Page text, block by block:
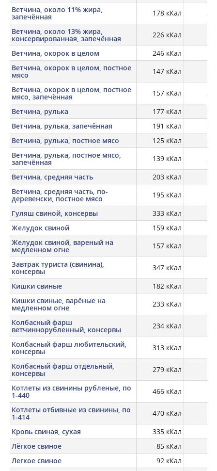
Ветчина, около 11% жира,
запечённая 178 кКал
Ветчина, около 13% жира,
консервированная, запечённая 226 кКал
Ветчина, окорок в целом
246 кКал
Ветчина, окорок в целом, постное
мясо 147 кКал
Ветчина, окорок в целом, постное
мясо, запечённая 157 кКал
Ветчина, рулька
177 кКал
Ветчина, рулька, запечённая
191 кКал
Ветчина, рулька, постное мясо
125 кКал
Ветчина, рулька, постное мясо,
запечённая 139 кКал
Ветчина, средняя часть
203 кКал
Ветчина, средняя часть, по-
деревенски, постное мясо 195 кКал
Гуляш свиной, консервы
333 кКал
Желудок свиной
159 кКал
Желудок свиной, вареный на
медленном огне 157 кКал
Завтрак туриста (свинина),
консервы 347 кКал
Кишки свиные
182 кКал
Кишки свиные, варёные на
медленном огне 233 кКал
Колбасный фарш
ветчиннорубленный, консервы 234 кКал
Колбасный фарш любительский,
консервы 313 кКал
Колбасный фарш отдельный,
консервы 279 кКал
Котлеты из свинины рубленые, по
1-440 466 кКал
Котлеты отбивные из свинины, по
1-414 470 кКал
Кровь свиная, сухая
335 кКал
Лёгкое свиное
85 кКал
Легкое свиное
92 кКал